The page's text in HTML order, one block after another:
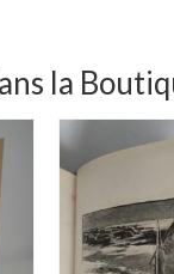
la